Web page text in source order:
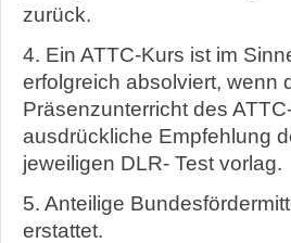
zurück.
4. Ein ATTC-Kurs ist im
erfolgreich absolviert, wenn
Präsenzunterricht des
ausdrückliche Empfehlung
jeweiligen DLR- Test vorlag.
5. Anteilige
erstattet.